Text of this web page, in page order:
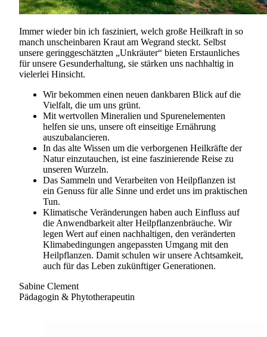
Immer wieder bin ich fasziniert, welch große Heilkraft in so
manch unscheinbaren Kraut am Wegrand steckt. Selbst
unsere geringgeschätzten „Unkräuter“ bieten Erstaunliches
für unsere Gesunderhaltung, sie stärken uns nachhaltig in
vielerlei Hinsicht.
Wir bekommen einen neuen dankbaren Blick auf die
Vielfalt, die um uns grünt.
Mit wertvollen Mineralien und Spurenelementen
helfen sie uns, unsere oft einseitige Ernährung
auszubalancieren.
In das alte Wissen um die verborgenen Heilkräfte der
Natur einzutauchen, ist eine faszinierende Reise zu
unseren Wurzeln.
Das Sammeln und Verarbeiten von Heilpflanzen ist
ein Genuss für alle Sinne und erdet uns im praktischen
Tun.
Klimatische Veränderungen haben auch Einfluss auf
die Anwendbarkeit alter Heilpflanzenbräuche. Wir
legen Wert auf einen nachhaltigen, den veränderten
Klimabedingungen angepassten Umgang mit den
Heilpflanzen. Damit schulen wir unsere Achtsamkeit,
auch für das Leben zukünftiger Generationen.
Sabine Clement
Pädagogin & Phytotherapeutin